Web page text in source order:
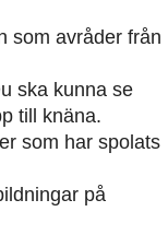
som avråder från
ska kunna se
till knäna.
som har spolats
på